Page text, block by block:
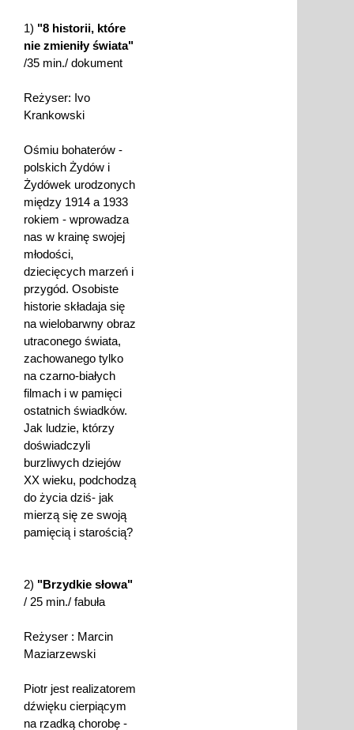
1) "8 historii, które
nie zmieniły świata"
/35 min./ dokument
Reżyser: Ivo
Krankowski
Ośmiu bohaterów -
polskich Żydów i
Żydówek urodzonych
między 1914 a 1933
rokiem - wprowadza
nas w krainę swojej
młodości,
dziecięcych marzeń i
przygód. Osobiste
historie składaja się
na wielobarwny obraz
utraconego świata,
zachowanego tylko
na czarno-białych
filmach i w pamięci
ostatnich świadków.
Jak ludzie, którzy
doświadczyli
burzliwych dziejów
XX wieku, podchodzą
do życia dziś- jak
mierzą się ze swoją
pamięcią i starością?
2) "Brzydkie słowa"
/ 25 min./ fabuła
Reżyser : Marcin
Maziarzewski
Piotr jest realizatorem
dźwięku cierpiącym
na rzadką chorobę -